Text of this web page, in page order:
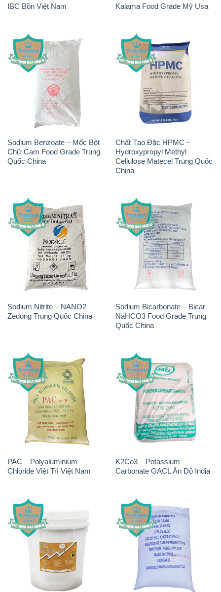
IBC Bồn Việt Nam
Kalama Food Grade Mỹ Usa
Sodium Benzoate – Mốc Bột
Chữ Cam Food Grade Trung
Quốc China
Chất Tạo Đặc HPMC –
Hydroxypropyl Methyl
Cellulose Matecel Trung Quốc
China
Sodium Nitrite – NANO2
Zedong Trung Quốc China
Sodium Bicarbonate – Bicar
NaHCO3 Food Grade Trung
Quốc China
PAC – Polyaluminium
Chloride Việt Trì Việt Nam
K2Co3 – Potassium
Carbonate GACL Ấn Độ India